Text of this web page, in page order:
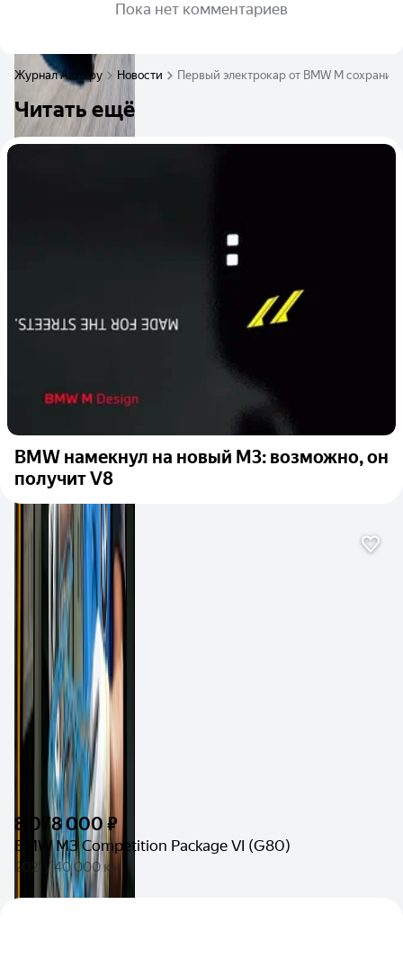
Пока нет комментариев
Журнал Авто.ру Новости Первый электрокар от BMW M сохранит
Читать ещё
BMW намекнул на новый M3: возможно, он
получит V8
8 078 000 ₽
BMW M3 Competition Package VI (G80)
2021 / 40 000 км